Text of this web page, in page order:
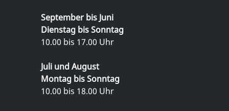
September bis Juni
Dienstag bis Sonntag
10.00 bis 17.00 Uhr
Juli und August
Montag bis Sonntag
10.00 bis 18.00 Uhr